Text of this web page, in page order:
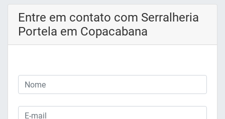
Entre em contato com Serralheria
Portela em Copacabana